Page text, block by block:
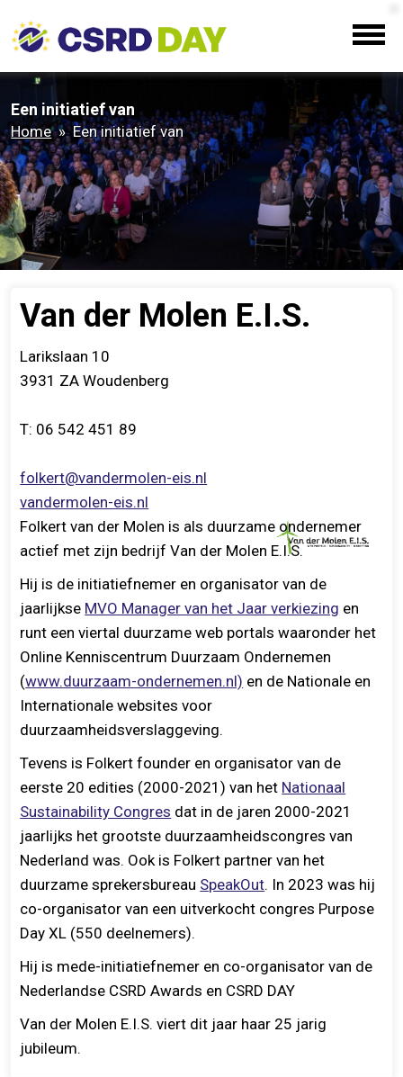
Een initiatief van
Home» Een initiatief van
Van der Molen E.I.S.
Larikslaan 10
3931 ZA Woudenberg
T: 06 542 451 89
folkert@vandermolen-eis.nl
vandermolen-eis.nl
Folkert van der Molen is als duurzame ondernemer
actief met zijn bedrijf Van der Molen E.I.S.
Hij is de initiatiefnemer en organisator van de
jaarlijkse MVO Manager van het Jaar verkiezing en
runt een viertal duurzame web portals waaronder het
Online Kenniscentrum Duurzaam Ondernemen
(www.duurzaam-ondernemen.nl) en de Nationale en
Internationale websites voor
duurzaamheidsverslaggeving.
Tevens is Folkert founder en organisator van de
eerste 20 edities (2000-2021) van het Nationaal
Sustainability Congres dat in de jaren 2000-2021
jaarlijks het grootste duurzaamheidscongres van
Nederland was. Ook is Folkert partner van het
duurzame sprekersbureau SpeakOut. In 2023 was hij
co-organisator van een uitverkocht congres Purpose
Day XL (550 deelnemers).
Hij is mede-initiatiefnemer en co-organisator van de
Nederlandse CSRD Awards en CSRD DAY
Van der Molen E.I.S. viert dit jaar haar 25 jarig
jubileum.